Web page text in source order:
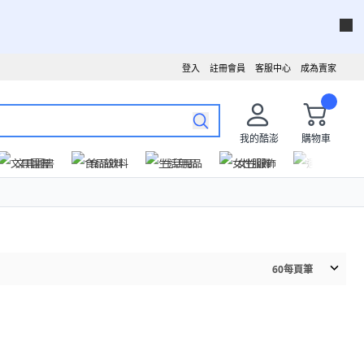
成為賣家
客服中心
註冊會員
登入
我的酷澎
購物車
文具圖書
食品飲料 生活用品 女性服飾
60每頁筆